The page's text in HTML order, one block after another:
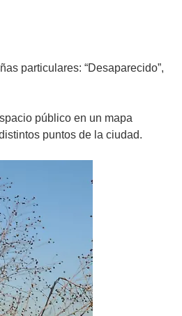
particulares: “Desaparecido”,
público en un mapa
puntos de la ciudad.